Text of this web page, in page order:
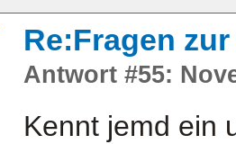
Re:Fragen
Antwort #55:
Kennt jemd ein